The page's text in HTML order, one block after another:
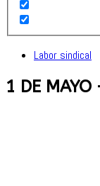
Labor sindical
1 DE MAYO